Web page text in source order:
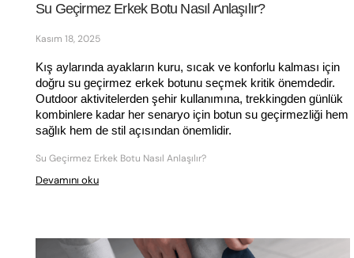
Su Geçirmez Erkek Botu Nasıl Anlaşılır?
Kasım 18, 2025
Kış aylarında ayakların kuru, sıcak ve konforlu kalması için
doğru su geçirmez erkek botunu seçmek kritik önemdedir.
Outdoor aktivitelerden şehir kullanımına, trekkingden günlük
kombinlere kadar her senaryo için botun su geçirmezliği hem
sağlık hem de stil açısından önemlidir.
Su Geçirmez Erkek Botu Nasıl Anlaşılır?
Devamını oku